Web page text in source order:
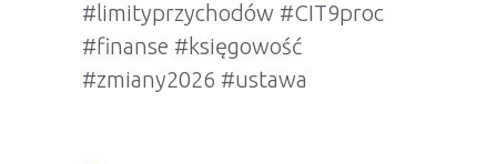
#limityprzychodów #CIT9proc
#finanse #księgowość
#zmiany2026 #ustawa